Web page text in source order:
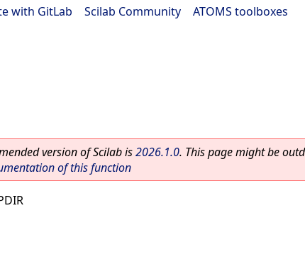
with GitLab Scilab Community ATOMS toolboxes
version of Scilab is2026.1.0. This page might be
of this function